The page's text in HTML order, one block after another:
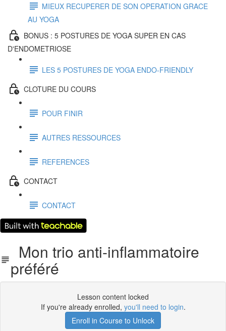
MIEUX RECUPERER DE SON OPERATION GRACE
AU YOGA
BONUS : 5 POSTURES DE YOGA SUPER EN CAS
D'ENDOMETRIOSE
LES 5 POSTURES DE YOGA ENDO-FRIENDLY
CLOTURE DU COURS
POUR FINIR
AUTRES RESSOURCES
REFERENCES
CONTACT
CONTACT
Mon trio anti-inflammatoire
préféré
Lesson content locked
If you're already enrolled, you'll need to login.
Enroll in Course to Unlock